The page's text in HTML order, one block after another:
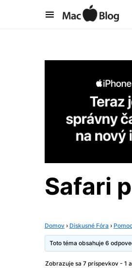
Safari
Domov › Diskusné Fóra ›
Toto téma obsahuje 6
Zobrazuje sa 7 príspevkov - 1